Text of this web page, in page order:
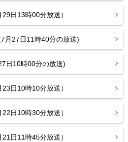
日13時00分放送）
月27日11時40分の放送)
日10時00分の放送)
日10時10分放送）
日10時30分放送）
日11時45分放送）